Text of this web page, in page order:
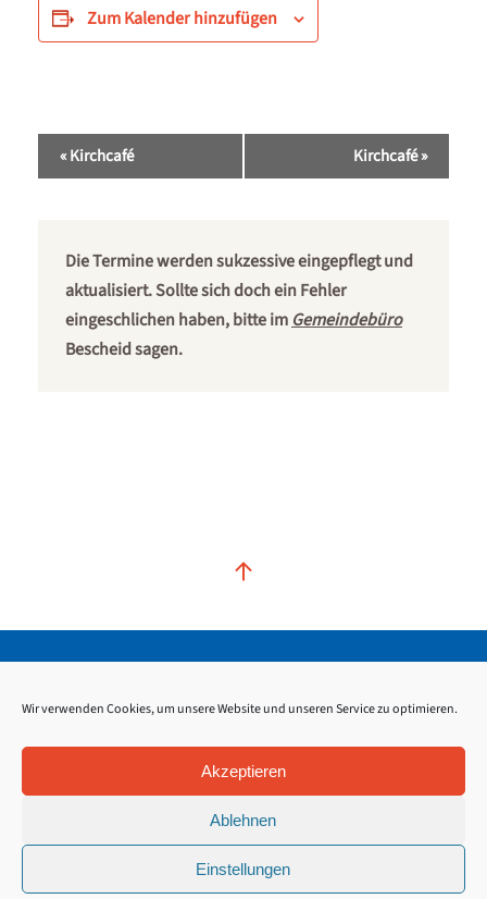
Wir verwenden Cookies, um unsere Website und unseren Service zu optimieren.
Akzeptieren
Ablehnen
Einstellungen
Zum Kalender hinzufügen
Veranstaltung-
Navigation
«Kirchcafé Kirchcafé»
Die Termine werden sukzessive eingepflegt und
aktualisiert. Sollte sich doch ein Fehler
eingeschlichen haben, bitte im Gemeindebüro
Bescheid sagen.